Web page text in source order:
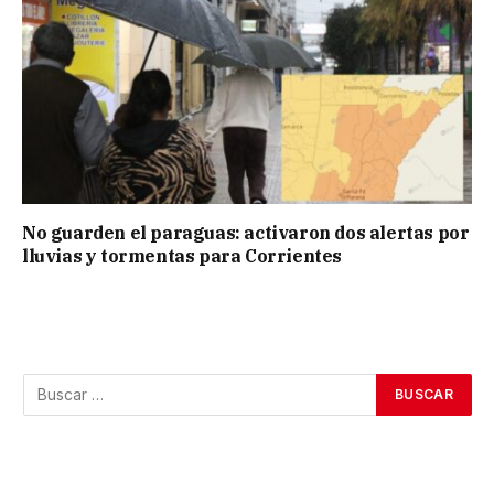
No guarden el paraguas: activaron dos alertas por
lluvias y tormentas para Corrientes